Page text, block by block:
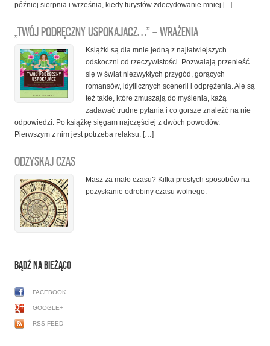
później sierpnia i września, kiedy turystów zdecydowanie mniej [...]
„TWÓJ PODRĘCZNY USPOKAJACZ…” – WRAŻENIA
Książki są dla mnie jedną z najłatwiejszych
odskoczni od rzeczywistości. Pozwalają przenieść
się w świat niezwykłych przygód, gorących
romansów, idyllicznych scenerii i odprężenia. Ale są
też takie, które zmuszają do myślenia, każą
zadawać trudne pytania i co gorsze znaleźć na nie
odpowiedzi. Po książkę sięgam najczęściej z dwóch powodów.
Pierwszym z nim jest potrzeba relaksu. […]
ODZYSKAJ CZAS
Masz za mało czasu? Kilka prostych sposobów na
pozyskanie odrobiny czasu wolnego.
BĄDŹ NA BIEŻĄCO
FACEBOOK
GOOGLE+
RSS FEED